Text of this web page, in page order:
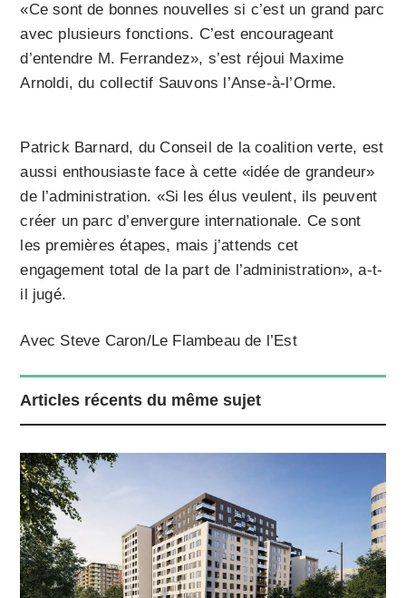
«Ce sont de bonnes nouvelles si c’est un grand parc
avec plusieurs fonctions. C’est encourageant
d’entendre M. Ferrandez», s’est réjoui Maxime
Arnoldi, du collectif Sauvons l’Anse-à-l’Orme.
Patrick Barnard, du Conseil de la coalition verte, est
aussi enthousiaste face à cette «idée de grandeur»
de l’administration. «Si les élus veulent, ils peuvent
créer un parc d’envergure internationale. Ce sont
les premières étapes, mais j’attends cet
engagement total de la part de l’administration», a-t-
il jugé.
Avec Steve Caron/Le Flambeau de l’Est
Articles récents du même sujet